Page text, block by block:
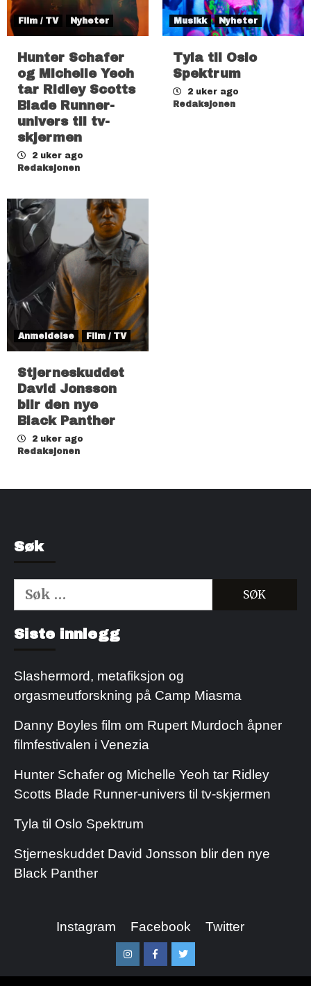
Film / TV Nyheter
Hunter Schafer
og Michelle Yeoh
tar Ridley Scotts
Blade Runner-
univers til tv-
skjermen
2 uker ago
Redaksjonen
Musikk Nyheter
Tyla til Oslo
Spektrum
2 uker ago
Redaksjonen
Anmeldelse Film / TV
Stjerneskuddet
David Jonsson
blir den nye
Black Panther
2 uker ago
Redaksjonen
Søk
Søk
etter:
Siste innlegg
Slashermord, metafiksjon og
orgasmeutforskning på Camp Miasma
Danny Boyles film om Rupert Murdoch åpner
filmfestivalen i Venezia
Hunter Schafer og Michelle Yeoh tar Ridley
Scotts Blade Runner-univers til tv-skjermen
Tyla til Oslo Spektrum
Stjerneskuddet David Jonsson blir den nye
Black Panther
Instagram Facebook Twitter
InstagramFacebookTwitter